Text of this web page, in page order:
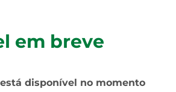
em breve
disponível no momento